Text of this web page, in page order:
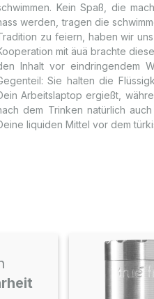
Kein Spaß, die
werden, tragen die
zu feiern, haben wir
mit äuä brachte
Inhalt vor eindringendem
Sie halten die
Arbeitslaptop ergießt,
dem Trinken natürlich
liquiden Mittel vor dem